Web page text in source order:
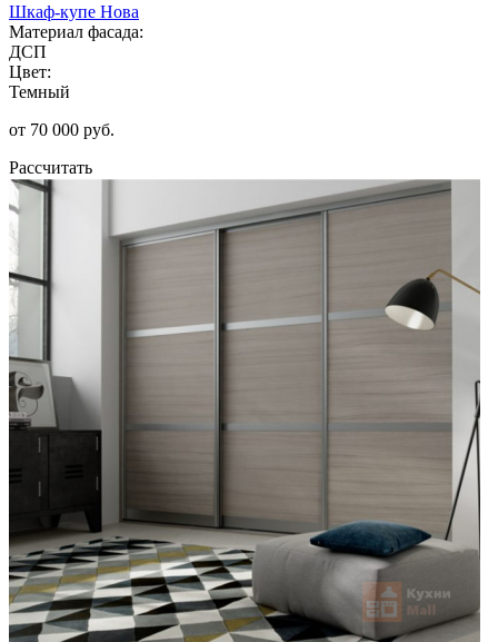
Шкаф-купе Нова
Материал фасада:
ДСП
Цвет:
Темный
от 70 000 руб.
Рассчитать